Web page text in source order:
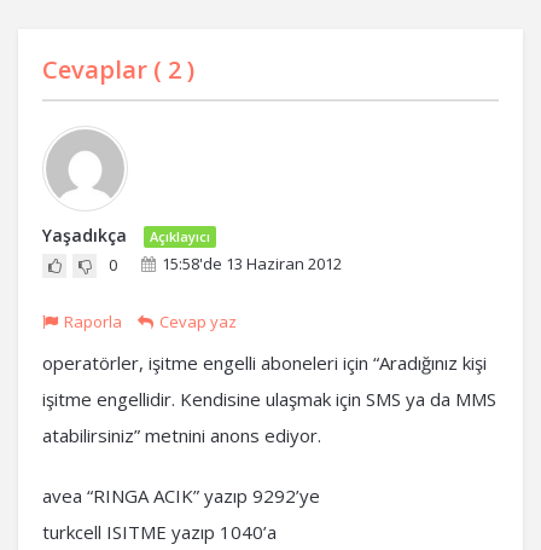
Cevaplar ( 2)
Yaşadıkça Açıklayıcı
0 15:58'de 13 Haziran 2012
Raporla Cevap yaz
operatörler, işitme engelli aboneleri için “Aradığınız kişi
işitme engellidir. Kendisine ulaşmak için SMS ya da MMS
atabilirsiniz” metnini anons ediyor.
avea “RINGA ACIK” yazıp 9292’ye
turkcell ISITME yazıp 1040’a